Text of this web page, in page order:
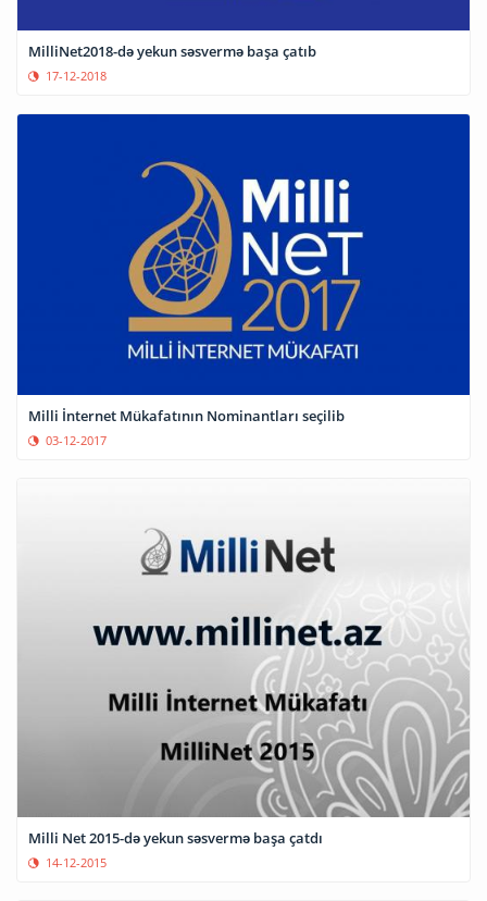
MilliNet2018-də yekun səsvermə başa çatıb
17-12-2018
Milli İnternet Mükafatının Nominantları seçilib
03-12-2017
Milli Net 2015-də yekun səsvermə başa çatdı
14-12-2015